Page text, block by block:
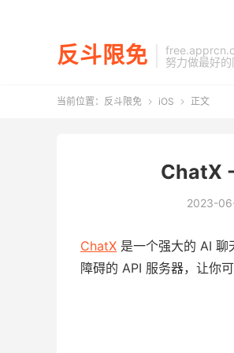
反斗限免
努力做最好
当前位置： 反斗限免  iOS  正文
ChatX
2023-
ChatX 是一个强大的 AI
障碍的 API 服务器，让你